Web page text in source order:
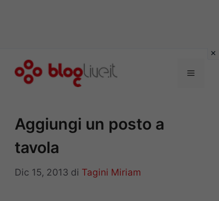
Menu
Aggiungi un posto a
tavola
Dic 15, 2013 di Tagini Miriam